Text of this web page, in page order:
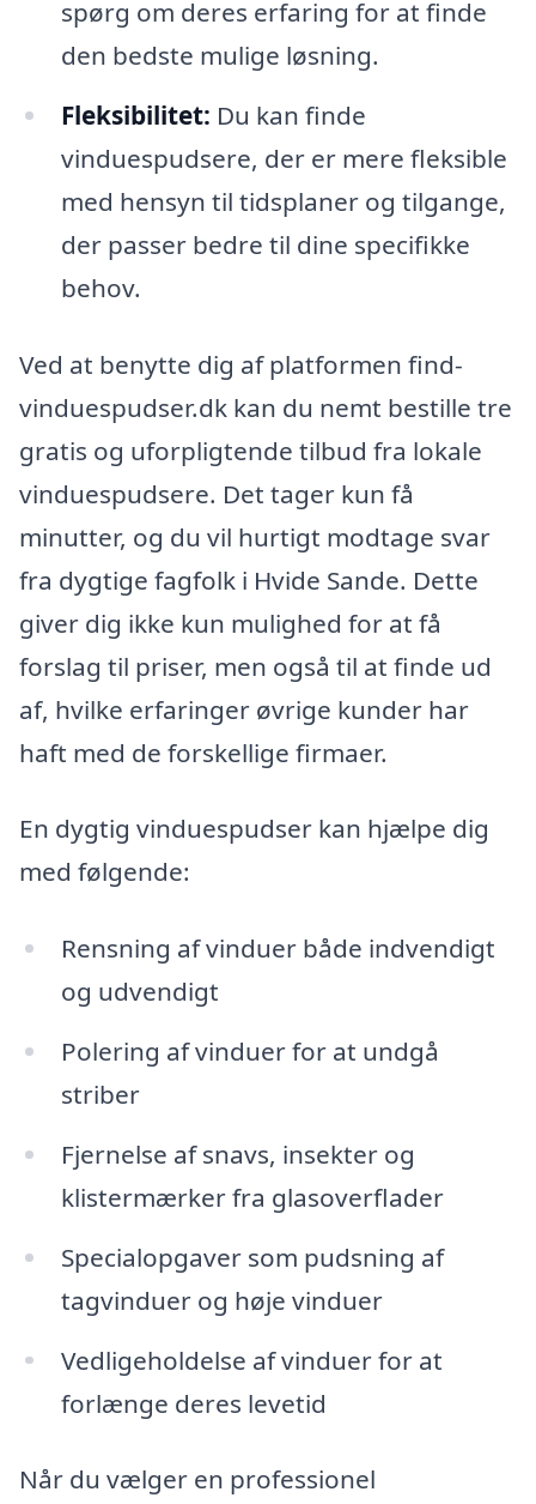
spørg om deres erfaring for at finde
den bedste mulige løsning.
Fleksibilitet: Du kan finde
vinduespudsere, der er mere fleksible
med hensyn til tidsplaner og tilgange,
der passer bedre til dine specifikke
behov.
Ved at benytte dig af platformen find-
vinduespudser.dk kan du nemt bestille tre
gratis og uforpligtende tilbud fra lokale
vinduespudsere. Det tager kun få
minutter, og du vil hurtigt modtage svar
fra dygtige fagfolk i Hvide Sande. Dette
giver dig ikke kun mulighed for at få
forslag til priser, men også til at finde ud
af, hvilke erfaringer øvrige kunder har
haft med de forskellige firmaer.
En dygtig vinduespudser kan hjælpe dig
med følgende:
Rensning af vinduer både indvendigt
og udvendigt
Polering af vinduer for at undgå
striber
Fjernelse af snavs, insekter og
klistermærker fra glasoverflader
Specialopgaver som pudsning af
tagvinduer og høje vinduer
Vedligeholdelse af vinduer for at
forlænge deres levetid
Når du vælger en professionel